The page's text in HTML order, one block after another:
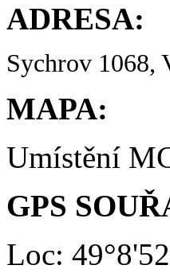
ADRESA:
Sychrov 1068,
MAPA:
Umístění
GPS
Loc: